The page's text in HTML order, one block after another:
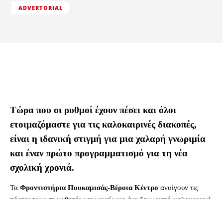
ADVERTORIAL
Τώρα που οι ρυθμοί έχουν πέσει και όλοι
ετοιμαζόμαστε για τις καλοκαιρινές διακοπές,
είναι η ιδανική στιγμή για μια χαλαρή γνωριμία
και έναν πρώτο προγραμματισμό για τη νέα
σχολική χρονιά.
Τα Φροντιστήρια Πουκαμισάς-Βέροια Κέντρο ανοίγουν τις